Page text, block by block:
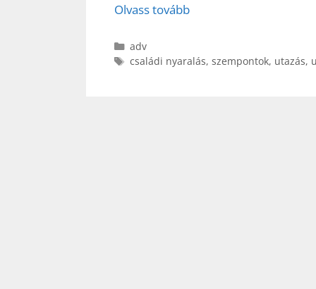
Olvass tovább
Kategória
adv
Címkék
családi nyaralás, szempontok, utazás,